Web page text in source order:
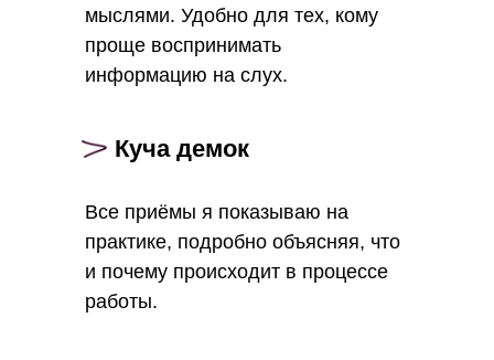
мыслями. Удобно для тех, кому
проще воспринимать
информацию на слух.
Куча демок
Все приёмы я показываю на
практике, подробно объясняя, что
и почему происходит в процессе
работы.